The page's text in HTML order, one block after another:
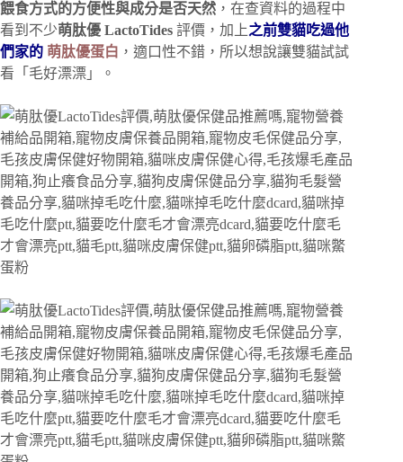
餵食方式的方便性與成分是否天然 ，在查資料的過程中
看到不少萌肽優 LactoTides 評價，加上之前雙貓吃過他
們家的 萌肽優蛋白 ，適口性不錯，所以想說讓雙貓試試
看「毛好漂漂」。